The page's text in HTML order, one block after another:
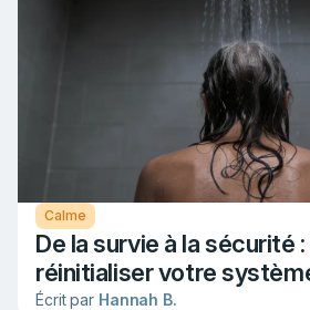
Calme
De la survie à la sécurité
réinitialiser votre
Écrit par Hannah B.